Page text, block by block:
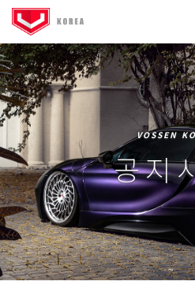
VOSSEN
공지